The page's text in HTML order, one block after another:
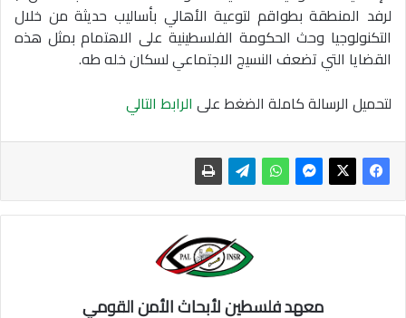
لرفد المنطقة بطواقم لتوعية الأهالي بأساليب حديثة من خلال
التكنولوجيا وحث الحكومة الفلسطينية على الاهتمام بمثل هذه
القضايا التي تضعف النسيج الاجتماعي لسكان خله طه.
لتحميل الرسالة كاملة الضغط على الرابط التالي
معهد فلسطين لأبحاث الأمن القومي